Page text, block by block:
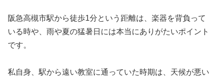
阪急高槻市駅から徒歩1分という距離は、楽器を背負って
いる時や、雨や夏の猛暑日には本当にありがたいポイント
です。
私自身、駅から遠い教室に通っていた時期は、天候が悪い